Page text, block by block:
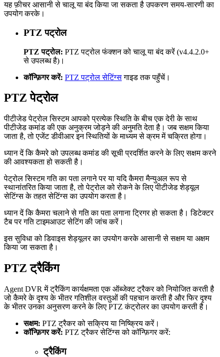
यह फ़ीचर आसानी से चालू या बंद किया जा सकता है उपकरण समय-सारणी का
उपयोग करके।
PTZ पट्रोल
PTZ पट्रोल: PTZ पट्रोल फंक्शन को चालू या बंद करें (v4.4.2.0+
से उपलब्ध है)।
कॉन्फ़िगर करें: PTZ पट्रोल सेटिंग्सगाइड तक पहुँचें।
PTZ पेट्रोल
पीटीजेड पेट्रोल सिस्टम आपको प्रत्येक स्थिति के बीच एक देरी के साथ
पीटीजेड कमांड की एक अनुक्रम जोड़ने की अनुमति देता है। जब सक्षम किया
जाता है, तो एजेंट डीवीआर इन स्थितियों के माध्यम से क्रम में चक्रित होगा।
ध्यान दें कि कैमरे को उपलब्ध कमांड की सूची प्रदर्शित करने के लिए सक्षम करने
की आवश्यकता हो सकती है।
पेट्रोल सिस्टम गति का पता लगाने पर या यदि कैमरा मैन्युअल रूप से
स्थानांतरित किया जाता है, तो पेट्रोल को रोकने के लिए पीटीजेड शेड्यूल
सेटिंग्स के तहत सेटिंग्स का उपयोग करता है।
ध्यान दें कि कैमरा चलाने से गति का पता लगाना ट्रिगर हो सकता है। डिटेक्टर
टैब पर गति टाइमआउट सेटिंग की जांच करें।
इस सुविधा को डिवाइस शेड्यूलर का उपयोग करके आसानी से सक्षम या अक्षम
किया जा सकता है।
PTZ ट्रैकिंग
Agent DVR में ट्रैकिंग कार्यक्षमता एक ऑब्जेक्ट ट्रैकर को नियोजित करती है
जो कैमरे के दृश्य के भीतर गतिशील वस्तुओं की पहचान करती है और फिर दृश्य
के भीतर उनका अनुसरण करने के लिए PTZ कंट्रोलर का उपयोग करती है।
सक्षम: PTZ ट्रैकर को सक्रिय या निष्क्रिय करें।
कॉन्फ़िगर करें: PTZ ट्रैकर सेटिंग्स को कॉन्फ़िगर करें:
ट्रैकिंग